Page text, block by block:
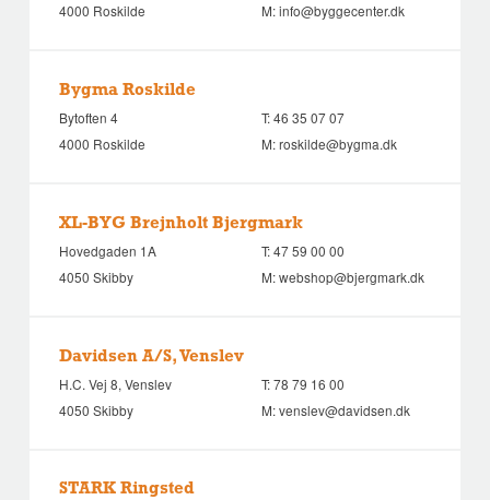
4000 Roskilde
M:info@byggecenter.dk
Bygma Roskilde
Bytoften 4
4000 Roskilde
T:46 35 07 07
M:roskilde@bygma.dk
XL-BYG Brejnholt Bjergmark
Hovedgaden 1A
4050 Skibby
T:47 59 00 00
M:webshop@bjergmark.dk
Davidsen A/S, Venslev
H.C. Vej 8, Venslev
4050 Skibby
T:78 79 16 00
M:venslev@davidsen.dk
STARK Ringsted